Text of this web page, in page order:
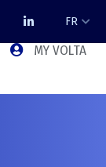
FR
MY VOLTA